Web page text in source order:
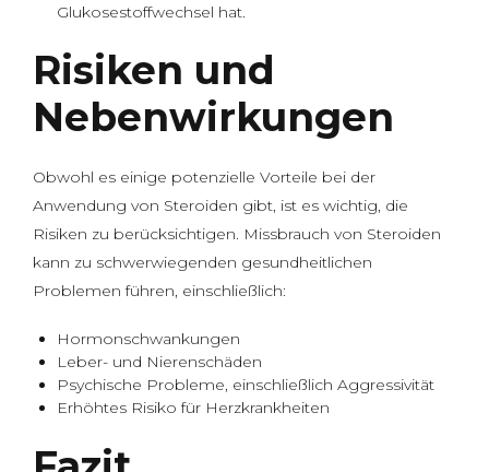
Glukosestoffwechsel hat.
Risiken und
Nebenwirkungen
Obwohl es einige potenzielle Vorteile bei der
Anwendung von Steroiden gibt, ist es wichtig, die
Risiken zu berücksichtigen. Missbrauch von Steroiden
kann zu schwerwiegenden gesundheitlichen
Problemen führen, einschließlich:
Hormonschwankungen
Leber- und Nierenschäden
Psychische Probleme, einschließlich Aggressivität
Erhöhtes Risiko für Herzkrankheiten